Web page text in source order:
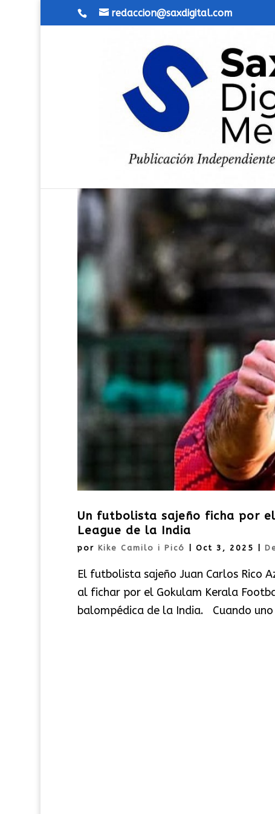
redaccion@saxdigital.com
Un futbolista sajeño ficha por
League de la India
por Kike Camilo i Picó Oct 3, 2025
El futbolista sajeño Juan Carlos Rico
al fichar por el Gokulam Kerala
balompédica de la India. Cuando